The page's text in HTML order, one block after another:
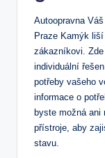
Autoopravna
Praze Kamýk⁣
zákazníkovi.
individuální
potřeby vašeho‌
informace o
byste možná
přístroje, aby
stavu.